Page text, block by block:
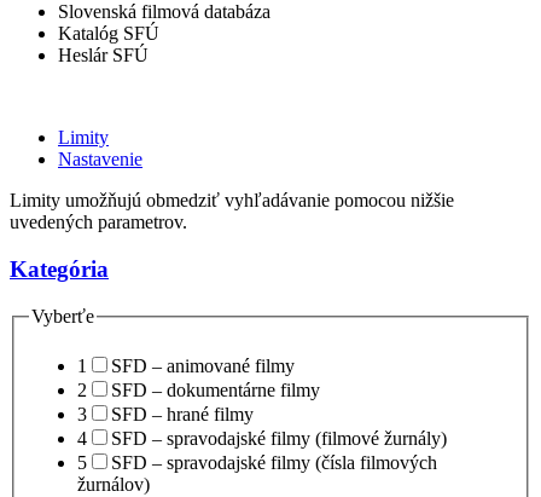
Slovenská filmová databáza
Katalóg SFÚ
Heslár SFÚ
Limity
Nastavenie
Limity umožňujú obmedziť vyhľadávanie pomocou nižšie
uvedených parametrov.
Kategória
Vyberťe
1
SFD – animované filmy
2
SFD – dokumentárne filmy
3
SFD – hrané filmy
4
SFD – spravodajské filmy (filmové žurnály)
5
SFD – spravodajské filmy (čísla filmových
žurnálov)